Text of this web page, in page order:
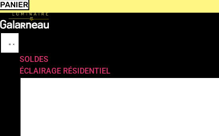
PANIER
SOLDES
ÉCLAIRAGE RÉSIDENTIEL